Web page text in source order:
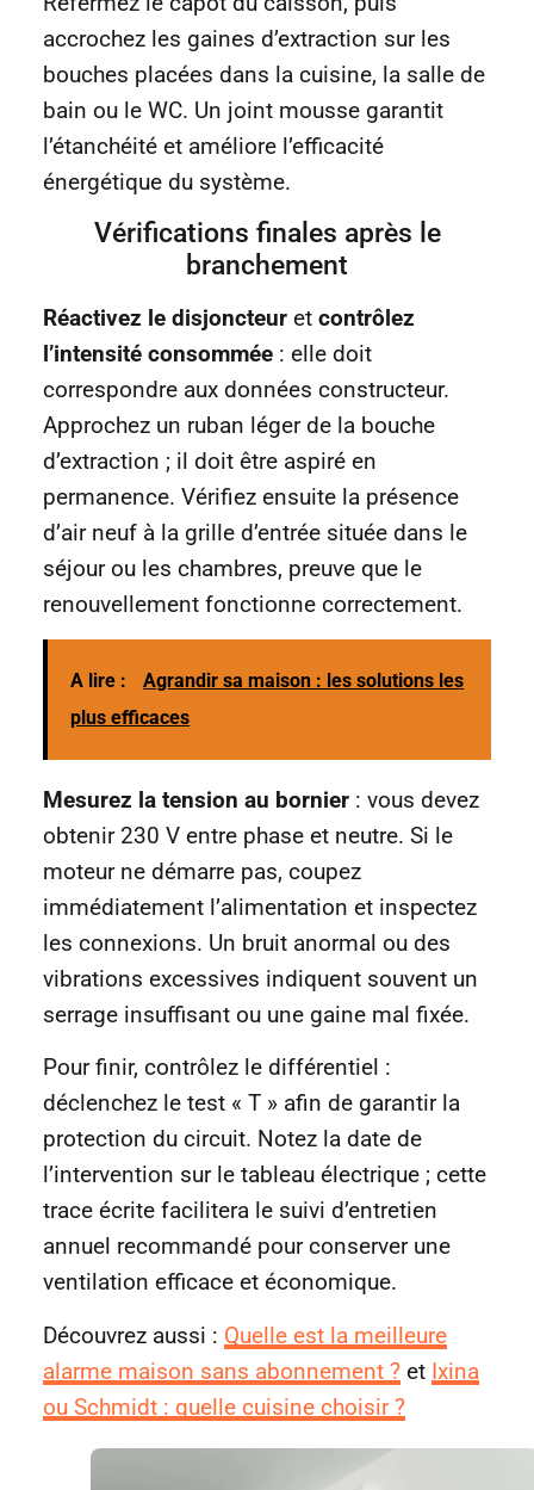
accrochez les gaines d’extraction sur les
bouches placées dans la cuisine, la salle de
bain ou le WC. Un joint mousse garantit
l’étanchéité et améliore l’efficacité
énergétique du système.
Vérifications finales après le
branchement
Réactivez le disjoncteur et contrôlez
l’intensité consommée : elle doit
correspondre aux données constructeur.
Approchez un ruban léger de la bouche
d’extraction ; il doit être aspiré en
permanence. Vérifiez ensuite la présence
d’air neuf à la grille d’entrée située dans le
séjour ou les chambres, preuve que le
renouvellement fonctionne correctement.
A lire :
Agrandir sa maison : les solutions les
plus efficaces
Mesurez la tension au bornier : vous devez
obtenir 230 V entre phase et neutre. Si le
moteur ne démarre pas, coupez
immédiatement l’alimentation et inspectez
les connexions. Un bruit anormal ou des
vibrations excessives indiquent souvent un
serrage insuffisant ou une gaine mal fixée.
Pour finir, contrôlez le différentiel :
déclenchez le test « T » afin de garantir la
protection du circuit. Notez la date de
l’intervention sur le tableau électrique ; cette
trace écrite facilitera le suivi d’entretien
annuel recommandé pour conserver une
ventilation efficace et économique.
Découvrez aussi : Quelle est la meilleure
alarme maison sans abonnement ? et Ixina
ou Schmidt : quelle cuisine choisir ?